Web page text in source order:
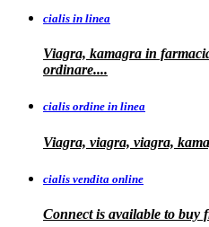
cialis in linea
Viagra, kamagra in
ordinare....
cialis ordine in linea
Viagra, viagra, viagra,
cialis vendita online
Connect is available to buy